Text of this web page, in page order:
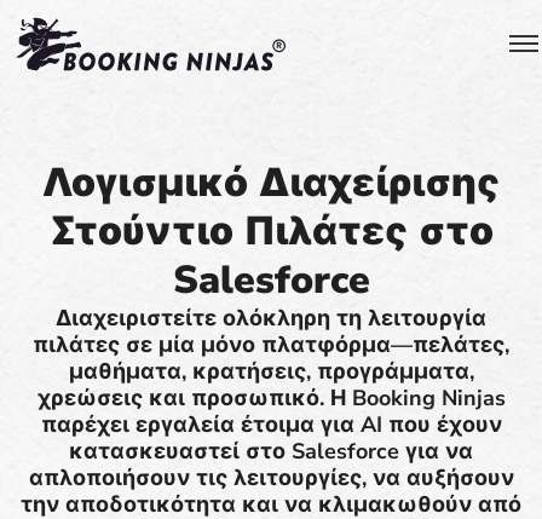
Λογισμικό Διαχείρισης
Στούντιο Πιλάτες στο
Salesforce
Διαχειριστείτε ολόκληρη τη λειτουργία
πιλάτες σε μία μόνο πλατφόρμα—πελάτες,
μαθήματα, κρατήσεις, προγράμματα,
χρεώσεις και προσωπικό. Η Booking Ninjas
παρέχει εργαλεία έτοιμα για AI που έχουν
κατασκευαστεί στο Salesforce για να
απλοποιήσουν τις λειτουργίες, να αυξήσουν
την αποδοτικότητα και να κλιμακωθούν από